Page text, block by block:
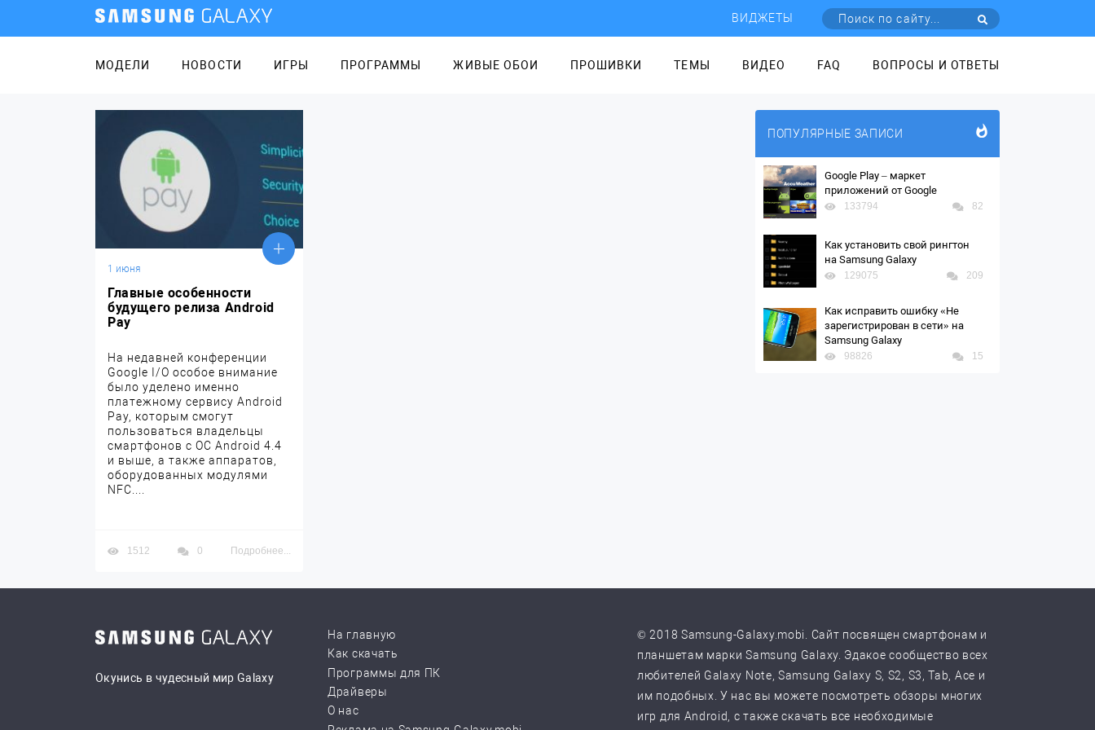
ВИДЖЕТЫ
МОДЕЛИ НОВОСТИ ИГРЫ ПРОГРАММЫ ЖИВЫЕ ОБОИ ПРОШИВКИ ТЕМЫ ВИДЕО FAQ ВОПРОСЫ И ОТВЕТЫ
1 июня
Главные особенности
будущего релиза Android
Pay
На недавней конференции
Google I/O особое внимание
было уделено именно
платежному сервису Android
Pay, которым смогут
пользоваться владельцы
смартфонов с ОС Android 4.4
и выше, а также аппаратов,
оборудованных модулями
NFC....
1512 0 Подробнее...
ПОПУЛЯРНЫЕ ЗАПИСИ
Google Play – маркет
приложений от Google
133794 82
Как установить свой рингтон
на Samsung Galaxy
129075 209
Как исправить ошибку «Не
зарегистрирован в сети» на
Samsung Galaxy
98826 15
Окунись в чудесный мир Galaxy
На главную
Как скачать
Программы для ПК
Драйверы
О нас
© 2018 Samsung-Galaxy.mobi. Сайт посвящен смартфонам и
планшетам марки Samsung Galaxy. Эдакое сообщество всех
любителей Galaxy Note, Samsung Galaxy S, S2, S3, Tab, Ace и
им подобных. У нас вы можете посмотреть обзоры многих
игр для Android, с также скачать все необходимые